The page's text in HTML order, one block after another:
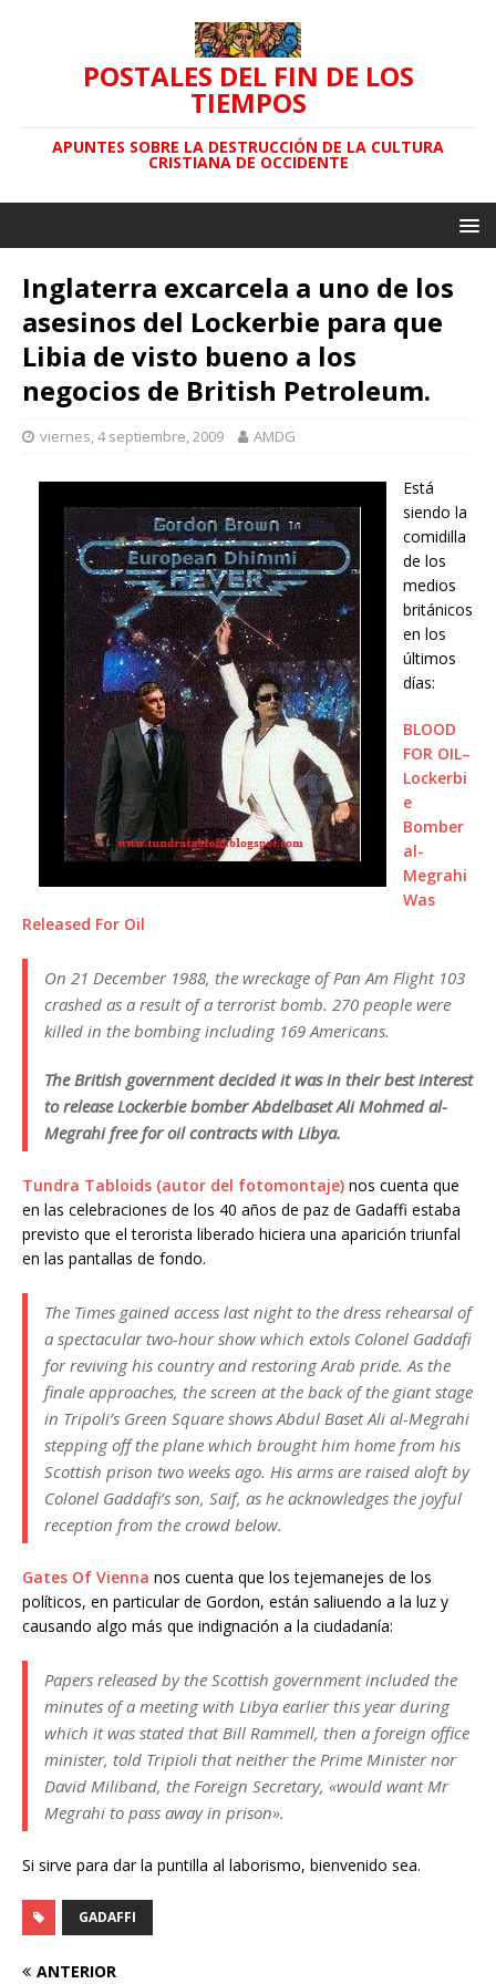
POSTALES DEL FIN DE LOS
TIEMPOS
APUNTES SOBRE LA DESTRUCCIÓN DE LA CULTURA
CRISTIANA DE OCCIDENTE
Inglaterra excarcela a uno de los
asesinos del Lockerbie para que
Libia de visto bueno a los
negocios de British Petroleum.
viernes, 4 septiembre, 2009 AMDG
Está
siendo la
comidilla
de los
medios
británicos
en los
últimos
días:
BLOOD
FOR OIL–
Lockerbi
e
Bomber
al-
Megrahi
Was
Released For Oil
On 21 December 1988, the wreckage of Pan Am Flight 103
crashed as a result of a terrorist bomb. 270 people were
killed in the bombing including 169 Americans.
The British government decided it was in their best interest
to release Lockerbie bomber Abdelbaset Ali Mohmed al-
Megrahi free for oil contracts with Libya.
Tundra Tabloids (autor del fotomontaje) nos cuenta que
en las celebraciones de los 40 años de paz de Gadaffi estaba
previsto que el terorista liberado hiciera una aparición triunfal
en las pantallas de fondo.
The Times gained access last night to the dress rehearsal of
a spectacular two-hour show which extols Colonel Gaddafi
for reviving his country and restoring Arab pride. As the
finale approaches, the screen at the back of the giant stage
in Tripoli’s Green Square shows Abdul Baset Ali al-Megrahi
stepping off the plane which brought him home from his
Scottish prison two weeks ago. His arms are raised aloft by
Colonel Gaddafi’s son, Saif, as he acknowledges the joyful
reception from the crowd below.
Gates Of Vienna nos cuenta que los tejemanejes de los
políticos, en particular de Gordon, están saliuendo a la luz y
causando algo más que indignación a la ciudadanía:
Papers released by the Scottish government included the
minutes of a meeting with Libya earlier this year during
which it was stated that Bill Rammell, then a foreign office
minister, told Tripioli that neither the Prime Minister nor
David Miliband, the Foreign Secretary, «would want Mr
Megrahi to pass away in prison».
Si sirve para dar la puntilla al laborismo, bienvenido sea.
GADAFFI
ANTERIOR